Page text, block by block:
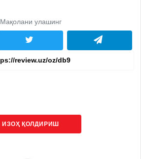
Мақолани улашинг
ИЗОҲ ҚОЛДИРИШ